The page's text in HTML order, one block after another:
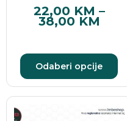
22,00 KM –
38,00 KM
Odaberi opcije